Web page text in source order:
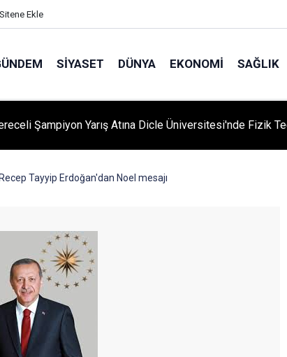
Sitene Ekle
SIYASET DÜNYA EKONOMI SAĞLIK
Değiştiren Lider Turgut Özal'ın Asıl Mesleği Ne? Şaşırtan
Hikayesi
Tayyip Erdoğan'dan Noel mesajı